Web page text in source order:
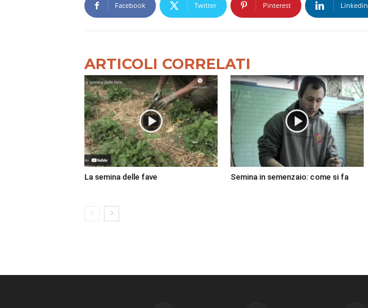
Facebook Twitter Pinterest Linkedin
ARTICOLI CORRELATI
La semina delle fave Semina in semenzaio: come si fa